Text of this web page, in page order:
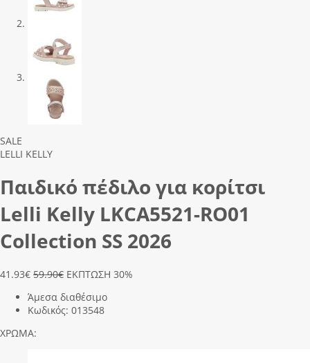
Previous
Next
SALE
LELLI KELLY
Παιδικό πέδιλο για κορίτσι
Lelli Kelly LΚCΑ5521-RΟ01
Collection SS 2026
41.93€ 59.90€ ΕΚΠΤΩΣΗ 30%
Άμεσα διαθέσιμο
Κωδικός: 013548
ΧΡΩΜΑ: